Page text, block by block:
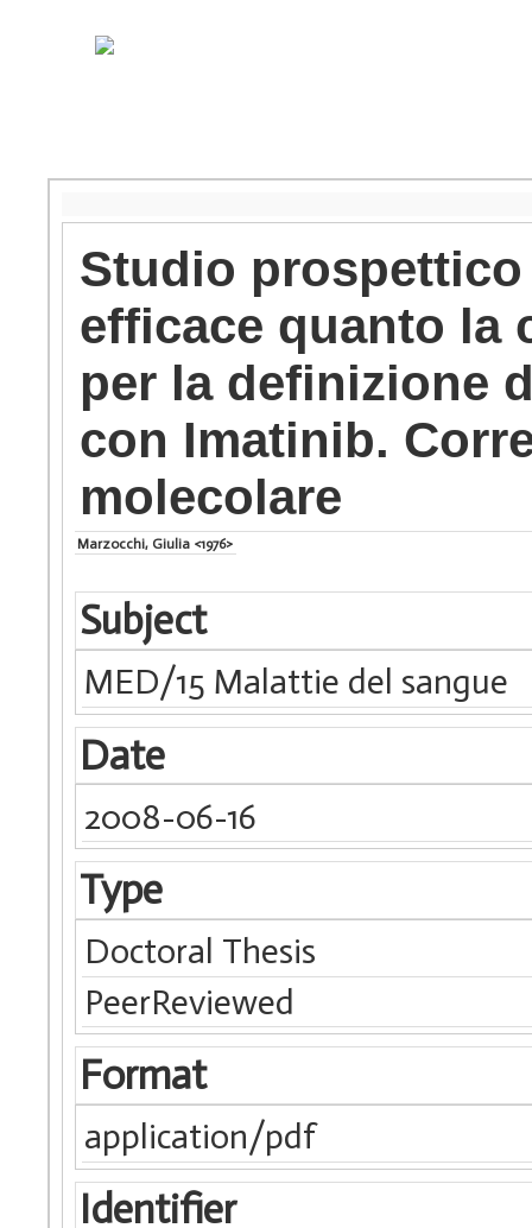
Studio prospettico
efficace quanto la
per la definizione
con Imatinib.
molecolare
Marzocchi, Giulia <1976>
Subject
MED/15 Malattie del sangue
Date
2008-06-16
Type
Doctoral Thesis
PeerReviewed
Format
application/pdf
Identifier